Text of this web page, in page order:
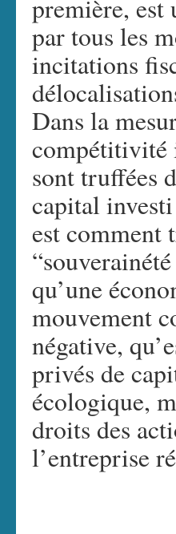
première, est
par tous les
incitations
Dans la
compétitivité
sont truffées
capital
est comment
qu’une
mouvement
négative,
privés de
écologique,
droits des
l’entreprise